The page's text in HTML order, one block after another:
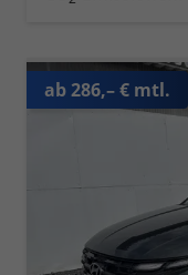
ab 286,– € mtl.